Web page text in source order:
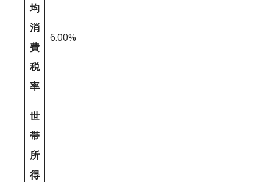
均
消
費
税
率
6.00%
世
帯
所
得